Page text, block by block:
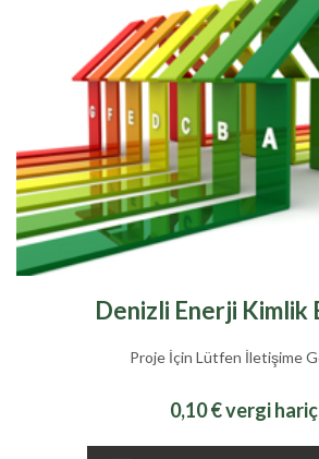
Denizli Enerji Kimlik
Proje İçin Lütfen İletişime
0,10 € vergi hariç